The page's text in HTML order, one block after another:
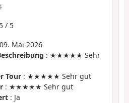
5 / 5
Mai 2026
: ★★★★★ Sehr
Tour : ★★★★★ Sehr gut
: ★★★★★ Sehr gut
: Ja